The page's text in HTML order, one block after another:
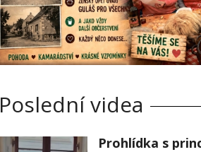
Poslední videa